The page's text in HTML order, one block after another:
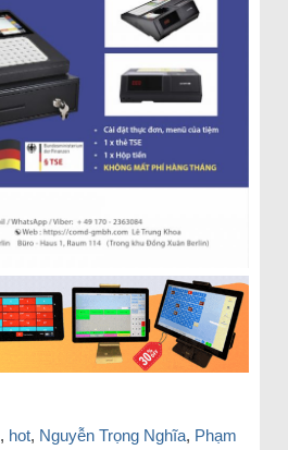
, hot, Nguyễn Trọng Nghĩa, Phạm